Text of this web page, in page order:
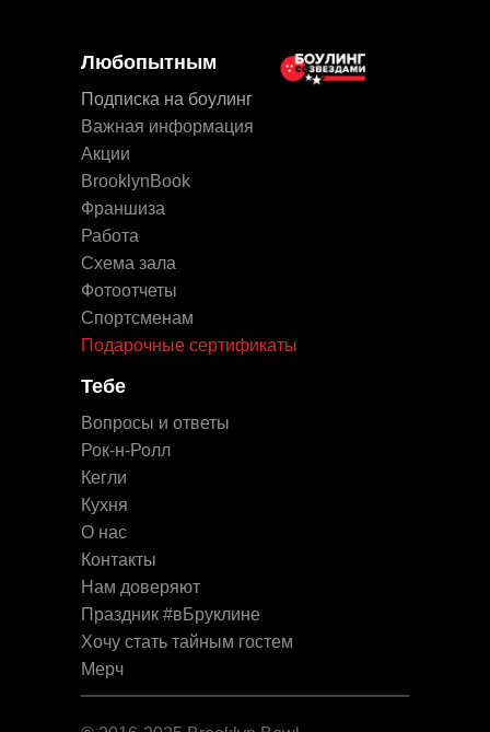
Работа
Кегли
Спортсменам
Кухня
Фотоотчеты
Рок-н-Ролл
Схема зала
О нас
Важная информация
Мерч
Праздник #вБруклине
Нам доверяют
Контакты
Подписка на боулинг
Франшиза
Подарочные сертификаты
Вопросы и ответы
Акции
Хочу стать тайным гостем
Любопытным
Тебе
BrooklynBook